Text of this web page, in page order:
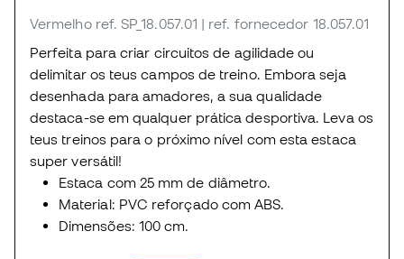
Vermelho ref. SP_18.057.01 | ref. fornecedor 18.057.01
Perfeita para criar circuitos de agilidade ou
delimitar os teus campos de treino. Embora seja
desenhada para amadores, a sua qualidade
destaca-se em qualquer prática desportiva. Leva os
teus treinos para o próximo nível com esta estaca
super versátil!
Estaca com 25 mm de diâmetro.
Material: PVC reforçado com ABS.
Dimensões: 100 cm.